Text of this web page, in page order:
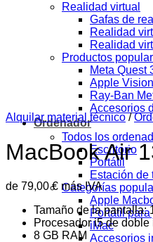
Realidad virtual
Gafas de
Realidad
Realidad
Productos
Meta Quest
Apple
Ray-Ban
Accesorios
Ordenador
Todos los
Escritorio
Portátil
Estación de
Categorías
Apple
Portátil
iMac
Accesorios
Alquilar material técnico /
MacBook Air
de 79,00€ más IVA
Tamaño de la pantalla:
Procesador i5 de doble
8 GB RAM